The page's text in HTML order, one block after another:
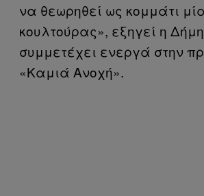
να θεωρηθεί ως κομμάτι
κουλτούρας», εξηγεί η
συμμετέχει ενεργά στην
«Καμιά Ανοχή».